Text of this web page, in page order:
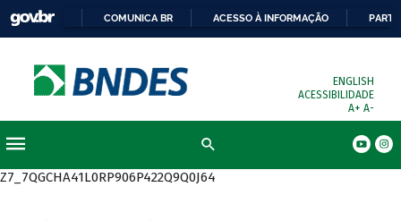
COMUNICA BR ACESSO À INFORMAÇÃO
ENGLISH
ACESSIBILIDADE
A+ A-
Z7_7QGCHA41L0RP906P422Q9Q0J64